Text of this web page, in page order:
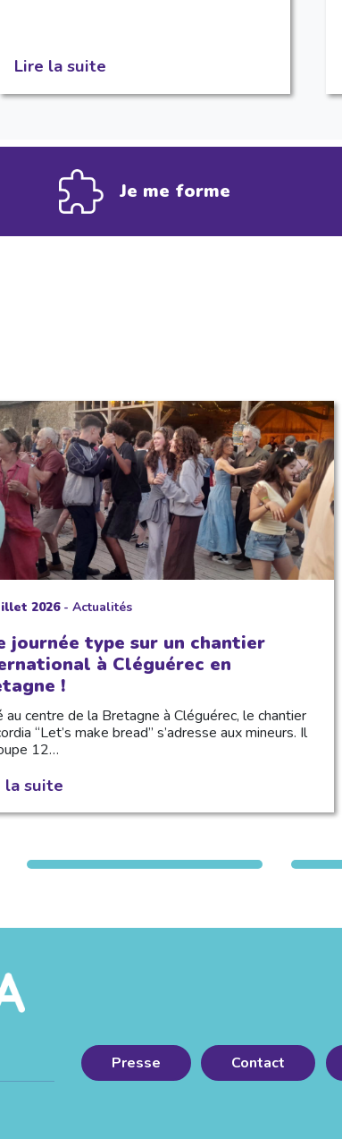
Lire la suite
Je me forme
2026- Actualités
journée type sur un chantier
à Cléguérec en
!
au centre de la Bretagne à Cléguérec, le chantier
“Let’s make bread” s’adresse aux mineurs. Il
12…
la suite
Presse Contact